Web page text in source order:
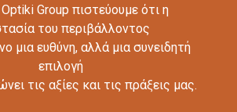
Group πιστεύουμε ότι η
του περιβάλλοντος
μια ευθύνη, αλλά μια συνειδητή
επιλογή
τις αξίες και τις πράξεις μας.